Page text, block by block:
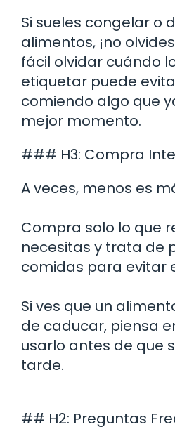
Si sueles congelar o
alimentos, ¡no
fácil olvidar cuándo
etiquetar puede
comiendo algo que
mejor momento.
### H3: Compra
A veces, menos es
Compra solo lo que
necesitas y trata de
comidas para evitar
Si ves que un
de caducar, piensa
usarlo antes de que
tarde.
## H2: Preguntas